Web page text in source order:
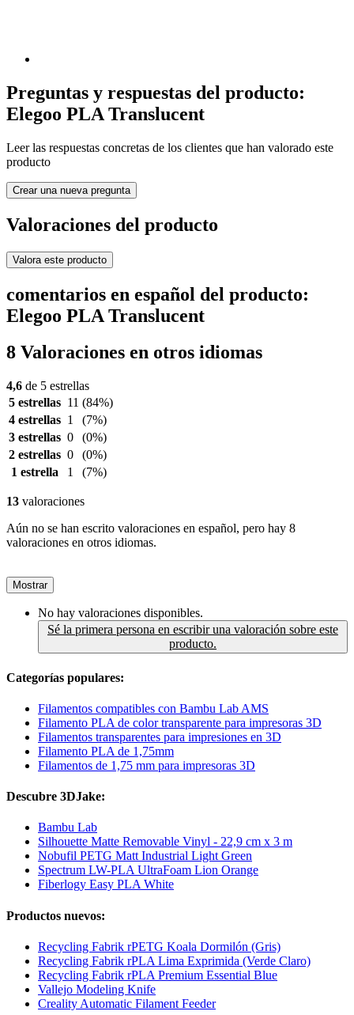
Preguntas y respuestas del producto:
Elegoo PLA Translucent
Leer las respuestas concretas de los clientes que han valorado este
producto
Crear una nueva pregunta
Valoraciones del producto
Valora este producto
comentarios en español del producto:
Elegoo PLA Translucent
8 Valoraciones en otros idiomas
4,6 de 5 estrellas
5 estrellas 11 (84%)
4 estrellas 1
(7%)
3 estrellas 0
(0%)
2 estrellas 0
(0%)
1 estrella
1 (7%)
13 valoraciones
Aún no se han escrito valoraciones en español, pero hay 8
valoraciones en otros idiomas.
Mostrar
No hay valoraciones disponibles.
Sé la primera persona en escribir una valoración sobre este
producto.
Categorías populares:
Filamentos compatibles con Bambu Lab AMS
Filamento PLA de color transparente para impresoras 3D
Filamentos transparentes para impresiones en 3D
Filamento PLA de 1,75mm
Filamentos de 1,75 mm para impresoras 3D
Descubre 3DJake:
Bambu Lab
Silhouette Matte Removable Vinyl - 22,9 cm x 3 m
Nobufil PETG Matt Industrial Light Green
Spectrum LW-PLA UltraFoam Lion Orange
Fiberlogy Easy PLA White
Productos nuevos:
Recycling Fabrik rPETG Koala Dormilón (Gris)
Recycling Fabrik rPLA Lima Exprimida (Verde Claro)
Recycling Fabrik rPLA Premium Essential Blue
Vallejo Modeling Knife
Creality Automatic Filament Feeder